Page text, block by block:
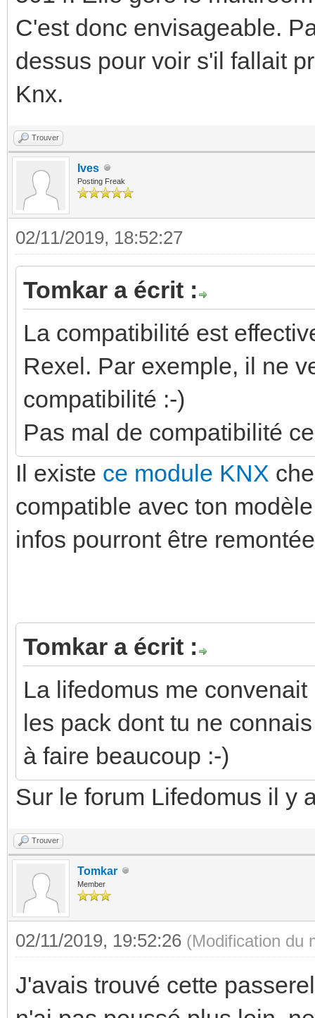
C'est donc envisageable.
dessus pour voir s'il fallait
Knx.
Trouver
Ives
Posting Freak
02/11/2019, 18:52:27
Tomkar a écrit :
La compatibilité est
Rexel. Par exemple, il ne
compatibilité :-)
Pas mal de compatibilité
Il existe ce module KNX
compatible avec ton
infos pourront être
Tomkar a écrit :
La lifedomus me
les pack dont tu ne
à faire beaucoup :-)
Sur le forum Lifedomus il y
Trouver
Tomkar
Member
02/11/2019, 19:52:26 (Modification du
J'avais trouvé cette